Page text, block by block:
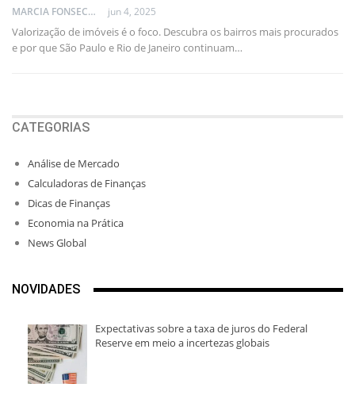
MARCIA FONSECA - FINANCIAL CONSULTANT jun 4, 2025
Valorização de imóveis é o foco. Descubra os bairros mais procurados
e por que São Paulo e Rio de Janeiro continuam…
CATEGORIAS
Análise de Mercado
Calculadoras de Finanças
Dicas de Finanças
Economia na Prática
News Global
NOVIDADES
Expectativas sobre a taxa de juros do Federal
Reserve em meio a incertezas globais